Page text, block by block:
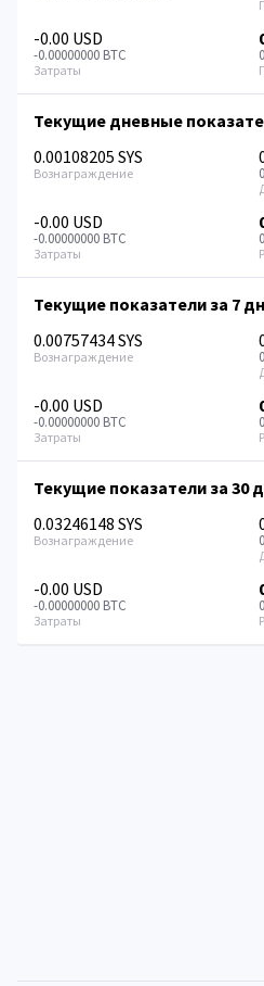
-0.00 USD
-0.00000000 BTC
Текущие дневные
0.00108205 SYS
-0.00 USD
-0.00000000 BTC
Текущие показатели за 7
0.00757434 SYS
-0.00 USD
-0.00000000 BTC
Текущие показатели за 30
0.03246148 SYS
-0.00 USD
-0.00000000 BTC